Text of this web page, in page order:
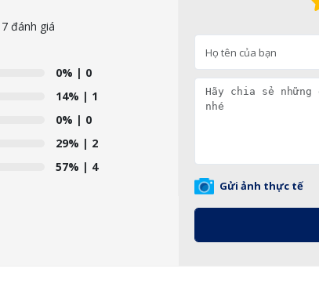
7 đánh giá
0% | 0
14% | 1
0% | 0
29% | 2
57% | 4
Gửi ảnh thực tế